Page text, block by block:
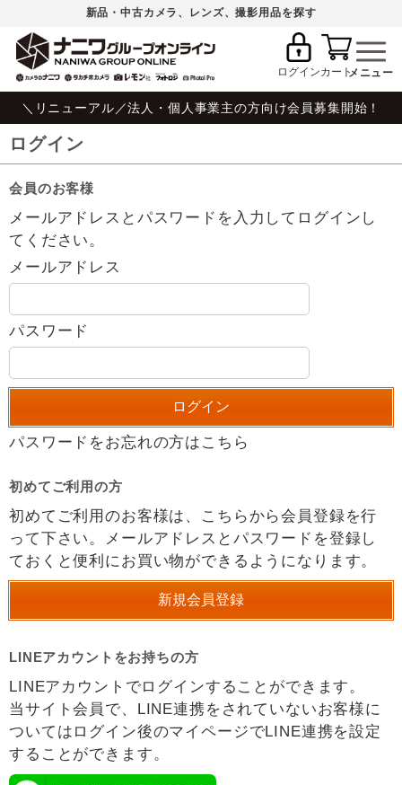
新品・中古カメラ、レンズ、撮影用品を探す
ログインカート
＼リニューアル／法人・個人事業主の方向け会員募集開始！
ログイン
会員のお客様
メールアドレスとパスワードを入力してログインし
てください。
メールアドレス
パスワード
パスワードをお忘れの方はこちら
初めてご利用の方
初めてご利用のお客様は、こちらから会員登録を行
って下さい。メールアドレスとパスワードを登録し
ておくと便利にお買い物ができるようになります。
LINEアカウントをお持ちの方
LINEアカウントでログインすることができます。
当サイト会員で、LINE連携をされていないお客様に
ついてはログイン後のマイページでLINE連携を設定
することができます。